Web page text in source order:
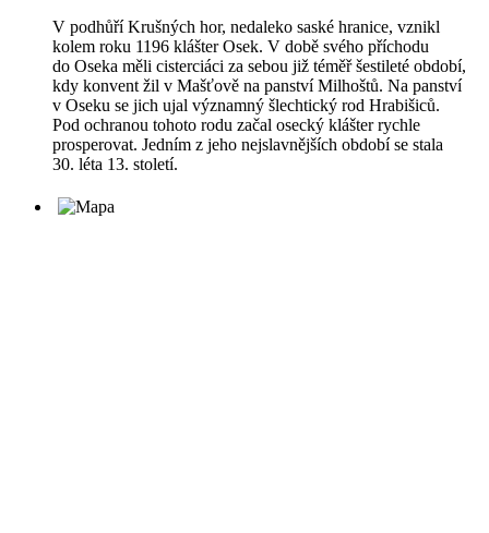
V podhůří Krušných hor, nedaleko saské hranice, vznikl
kolem roku 1196 klášter Osek. V době svého příchodu
do Oseka měli cisterciáci za sebou již téměř šestileté období,
kdy konvent žil v Mašťově na panství Milhoštů. Na panství
v Oseku se jich ujal významný šlechtický rod Hrabišiců.
Pod ochranou tohoto rodu začal osecký klášter rychle
prosperovat. Jedním z jeho nejslavnějších období se stala
30. léta 13. století.